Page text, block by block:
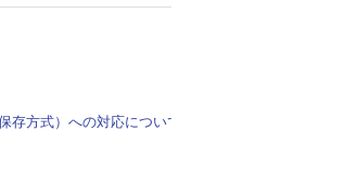
存方式）への対応について